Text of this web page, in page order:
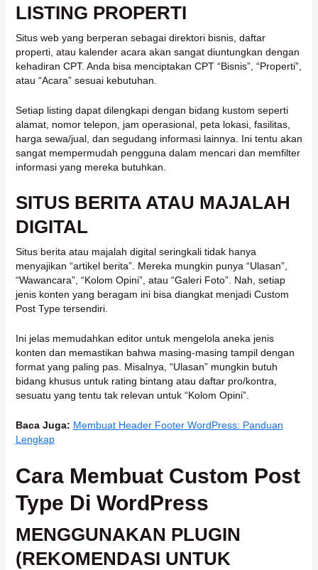
LISTING PROPERTI
Situs web yang berperan sebagai direktori bisnis, daftar
properti, atau kalender acara akan sangat diuntungkan dengan
kehadiran CPT. Anda bisa menciptakan CPT “Bisnis”, “Properti”,
atau “Acara” sesuai kebutuhan.
Setiap listing dapat dilengkapi dengan bidang kustom seperti
alamat, nomor telepon, jam operasional, peta lokasi, fasilitas,
harga sewa/jual, dan segudang informasi lainnya. Ini tentu akan
sangat mempermudah pengguna dalam mencari dan memfilter
informasi yang mereka butuhkan.
SITUS BERITA ATAU MAJALAH
DIGITAL
Situs berita atau majalah digital seringkali tidak hanya
menyajikan “artikel berita”. Mereka mungkin punya “Ulasan”,
“Wawancara”, “Kolom Opini”, atau “Galeri Foto”. Nah, setiap
jenis konten yang beragam ini bisa diangkat menjadi Custom
Post Type tersendiri.
Ini jelas memudahkan editor untuk mengelola aneka jenis
konten dan memastikan bahwa masing-masing tampil dengan
format yang paling pas. Misalnya, “Ulasan” mungkin butuh
bidang khusus untuk rating bintang atau daftar pro/kontra,
sesuatu yang tentu tak relevan untuk “Kolom Opini”.
Baca Juga: Membuat Header Footer WordPress: Panduan
Lengkap
Cara Membuat Custom Post
Type Di WordPress
MENGGUNAKAN PLUGIN
(REKOMENDASI UNTUK